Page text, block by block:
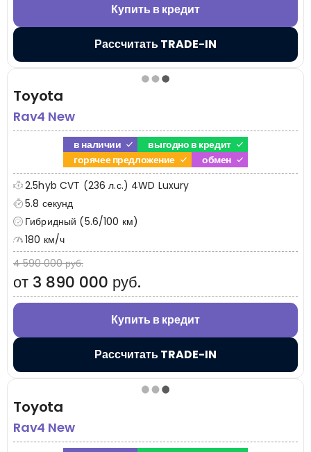
Купить в кредит
Рассчитать TRADE-IN
Toyota
Rav4 New
в наличии
выгодно в кредит
горячее предложение
обмен
2.5hyb CVT (236 л.с.) 4WD Luxury
5.8 секунд
Гибридный (5.6/100 км)
180 км/ч
4 590 000 руб.
от 3 890 000 руб.
Купить в кредит
Рассчитать TRADE-IN
Toyota
Rav4 New